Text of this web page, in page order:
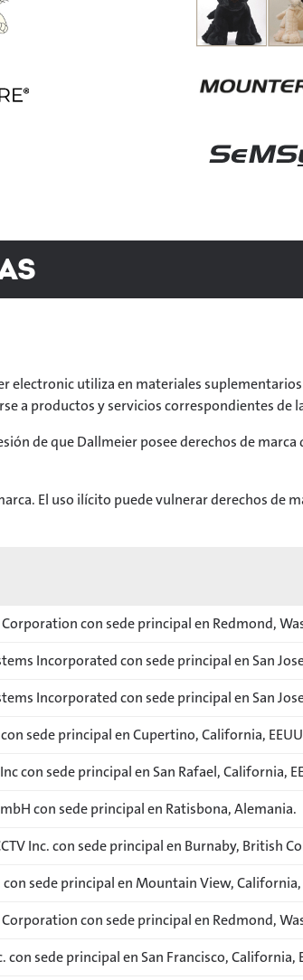
electronic utiliza en materiales
a productos y servicios correspondientes de
de que Dallmeier posee derechos de marca
El uso ilícito puede vulnerar derechos de
con sede principal en Redmond,
Incorporated con sede principal en San
Incorporated con sede principal en San
sede principal en Cupertino, California,
con sede principal en San Rafael, California,
con sede principal en Ratisbona, Alemania.
Inc. con sede principal en Burnaby, British
sede principal en Mountain View, California,
con sede principal en Redmond,
sede principal en San Francisco, California,